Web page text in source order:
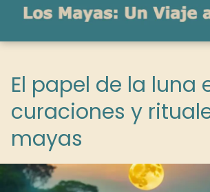
El papel de la luna
curaciones y
mayas